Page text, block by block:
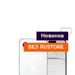
Новинка
БЕЗ RUSTORE